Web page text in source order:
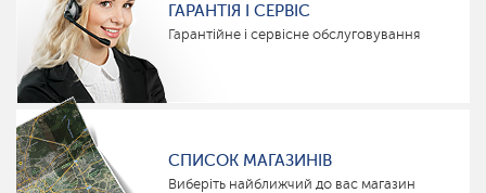
ГАРАНТІЯ І СЕРВІС
Гарантійне і сервісне обслуговування
СПИСОК МАГАЗИНІВ
Виберіть найближчий до вас магазин